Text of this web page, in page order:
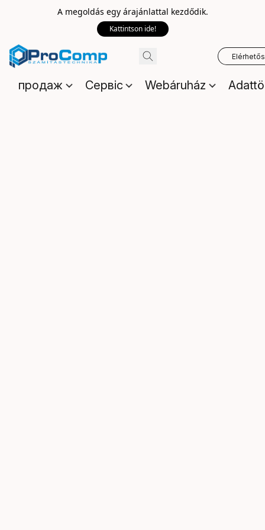
A megoldás egy árajánlattal kezdődik.
Kattintson ide!
продаж Сервіс Webáruház